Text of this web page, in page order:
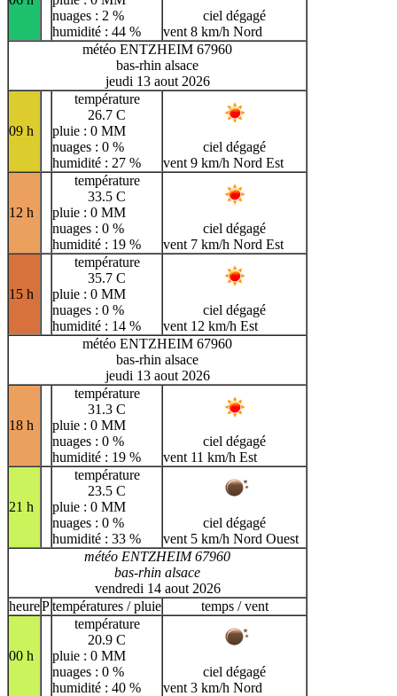
nuages : 2 %
humidité : 44 %
ciel dégagé
vent 8 km/h Nord
météo ENTZHEIM 67960
bas-rhin alsace
jeudi 13 aout 2026
09 h
température
26.7 C
pluie : 0 MM
nuages : 0 %
humidité : 27 %
ciel dégagé
vent 9 km/h Nord Est
12 h
température
33.5 C
pluie : 0 MM
nuages : 0 %
humidité : 19 %
ciel dégagé
vent 7 km/h Nord Est
15 h
température
35.7 C
pluie : 0 MM
nuages : 0 %
humidité : 14 %
ciel dégagé
vent 12 km/h Est
météo ENTZHEIM 67960
bas-rhin alsace
jeudi 13 aout 2026
18 h
température
31.3 C
pluie : 0 MM
nuages : 0 %
humidité : 19 %
ciel dégagé
vent 11 km/h Est
21 h
température
23.5 C
pluie : 0 MM
nuages : 0 %
humidité : 33 %
ciel dégagé
vent 5 km/h Nord Ouest
météo ENTZHEIM 67960
bas-rhin alsace
vendredi 14 aout 2026
heurePtempératures / pluie temps / vent
00 h
température
20.9 C
pluie : 0 MM
nuages : 0 %
humidité : 40 %
ciel dégagé
vent 3 km/h Nord